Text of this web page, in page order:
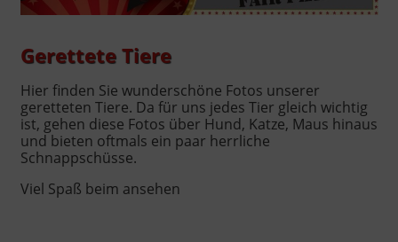
Gerettete Tiere
Hier finden Sie wunderschöne Fotos unserer
geretteten Tiere. Da für uns jedes Tier gleich wichtig
ist, gehen diese Fotos über Hund, Katze, Maus hinaus
und bieten oftmals ein paar herrliche
Schnappschüsse.
Viel Spaß beim ansehen